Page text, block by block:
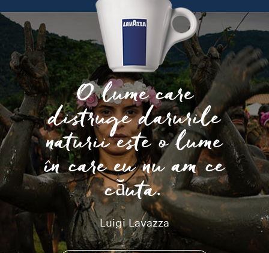
O lume care
distruge darurile
naturii este o lume
în care eu nu am ce
căuta.
Luigi Lavazza